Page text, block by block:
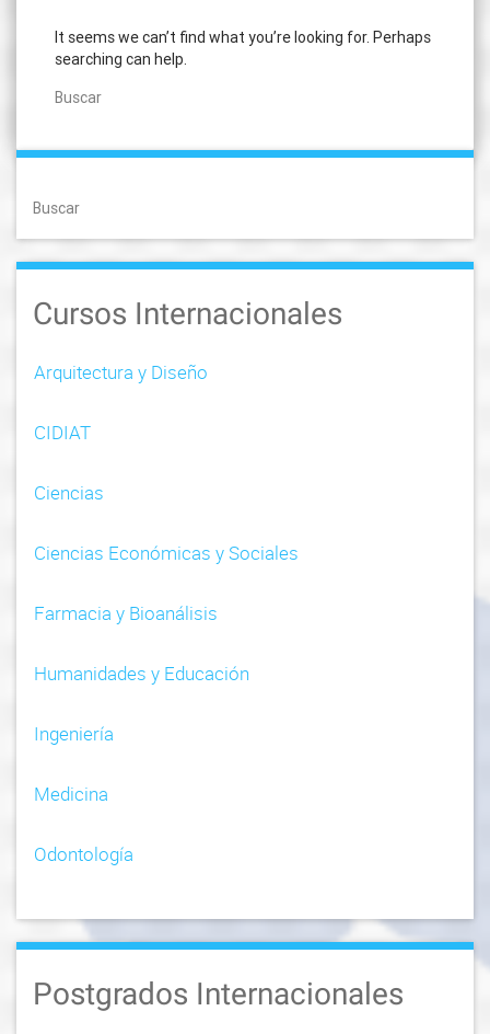
It seems we can’t find what you’re looking for. Perhaps
searching can help.
Buscar
Buscar
Cursos Internacionales
Arquitectura y Diseño
CIDIAT
Ciencias
Ciencias Económicas y Sociales
Farmacia y Bioanálisis
Humanidades y Educación
Ingeniería
Medicina
Odontología
Postgrados Internacionales